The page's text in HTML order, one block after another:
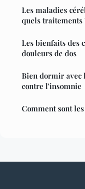
Les maladies
quels traitements
Les bienfaits des
douleurs de dos
Bien dormir avec
contre l'insomnie
Comment sont